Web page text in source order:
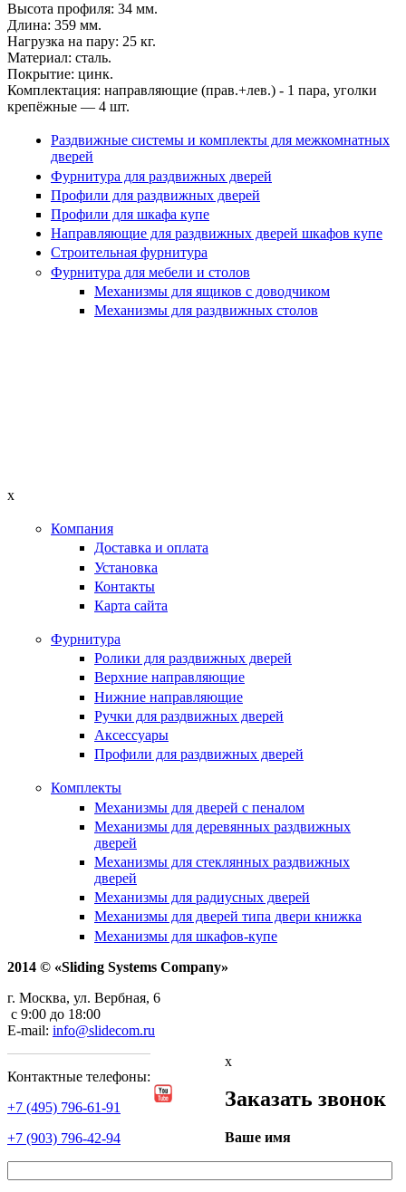
Высота профиля: 34 мм.
Длина: 359 мм.
Нагрузка на пару: 25 кг.
Материал: сталь.
Покрытие: цинк.
Комплектация: направляющие (прав.+лев.) - 1 пара, уголки
крепёжные — 4 шт.
Раздвижные системы и комплекты для межкомнатных
дверей
Фурнитура для раздвижных дверей
Профили для раздвижных дверей
Профили для шкафа купе
Направляющие для раздвижных дверей шкафов купе
Строительная фурнитура
Фурнитура для мебели и столов
Механизмы для ящиков с доводчиком
Механизмы для раздвижных столов
x
Компания
Доставка и оплата
Установка
Контакты
Карта сайта
Фурнитура
Ролики для раздвижных дверей
Верхние направляющие
Нижние направляющие
Ручки для раздвижных дверей
Аксессуары
Профили для раздвижных дверей
Комплекты
Механизмы для дверей с пеналом
Механизмы для деревянных раздвижных
дверей
Механизмы для стеклянных раздвижных
дверей
Механизмы для радиусных дверей
Механизмы для дверей типа двери книжка
Механизмы для шкафов-купе
2014 © «Sliding Systems Company»
г. Москва, ул. Вербная, 6
с 9:00 до 18:00
E-mail: info@slidecom.ru
Контактные телефоны:
+7 (495) 796-61-91
+7 (903) 796-42-94
x
Заказать звонок
Ваше имя